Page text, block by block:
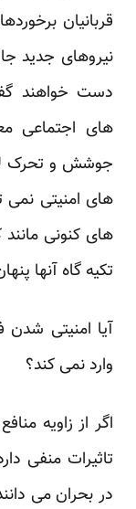
قربانیان
نیروهای جدید
دست خواهند
های اجتماعی
جوشش و تحرک
های امنیتی نمی
های کنونی
تکیه گاه آنها
آیا امنیتی
وارد نمی کند؟
اگر از زاویه
تاثیرات منفی
در بحران می